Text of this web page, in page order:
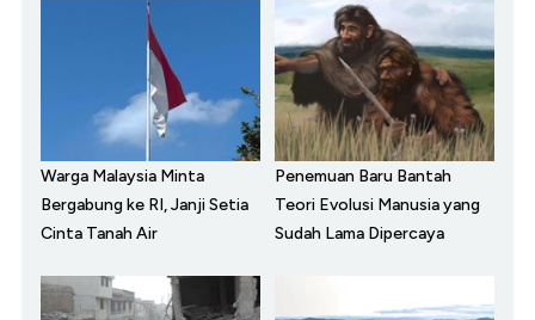
Warga Malaysia Minta
Bergabung ke RI, Janji Setia
Cinta Tanah Air
Penemuan Baru Bantah
Teori Evolusi Manusia yang
Sudah Lama Dipercaya